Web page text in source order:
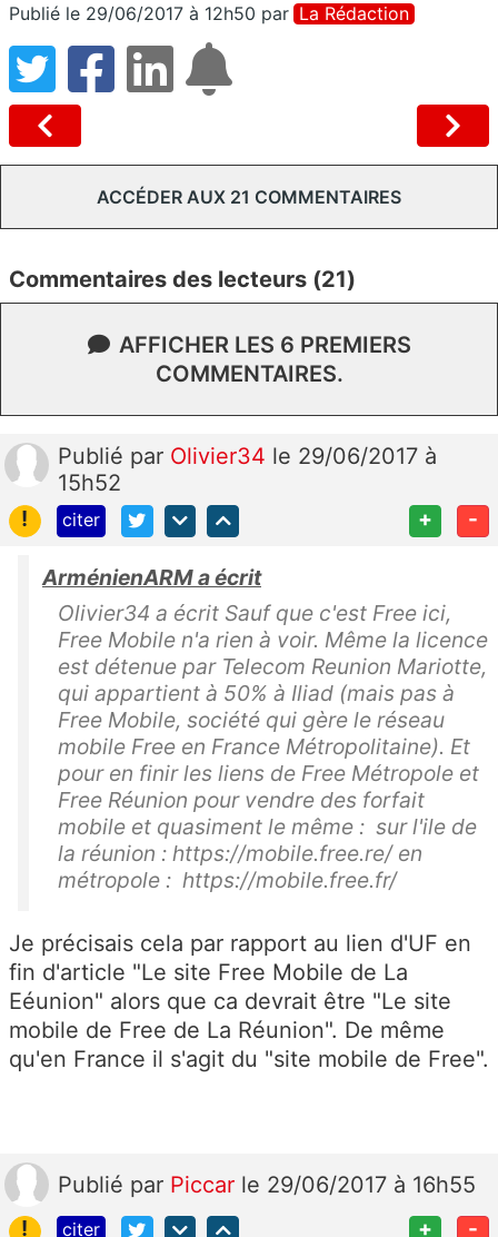
Publié le 29/06/2017 à 12h50 par La Rédaction
ACCÉDER AUX 21 COMMENTAIRES
Commentaires des lecteurs (21)
AFFICHER LES 6 PREMIERS
COMMENTAIRES.
Publié par Olivier34 le 29/06/2017 à
15h52
!
citer + -
ArménienARM a écrit
Olivier34 a écrit Sauf que c'est Free ici,
Free Mobile n'a rien à voir. Même la licence
est détenue par Telecom Reunion Mariotte,
qui appartient à 50% à Iliad (mais pas à
Free Mobile, société qui gère le réseau
mobile Free en France Métropolitaine). Et
pour en finir les liens de Free Métropole et
Free Réunion pour vendre des forfait
mobile et quasiment le même : sur l'ile de
la réunion : https://mobile.free.re/ en
métropole : https://mobile.free.fr/
Je précisais cela par rapport au lien d'UF en
fin d'article "Le site Free Mobile de La
Eéunion" alors que ca devrait être "Le site
mobile de Free de La Réunion". De même
qu'en France il s'agit du "site mobile de Free".
Publié par Piccar le 29/06/2017 à 16h55
!
citer + -